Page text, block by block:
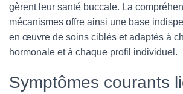
gèrent leur santé buccale. La
mécanismes offre ainsi une base
en œuvre de soins ciblés et adaptés à
hormonale et à chaque profil individuel.
Symptômes courants